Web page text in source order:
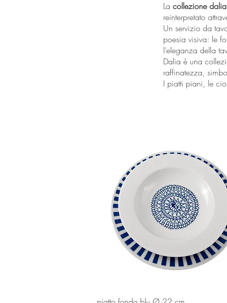
La collezione dalia
reinterpretato
Un servizio da
poesia visiva: le
l’eleganza della
Dalia è una
raffinatezza,
I piatti piani, le
Vista rapida